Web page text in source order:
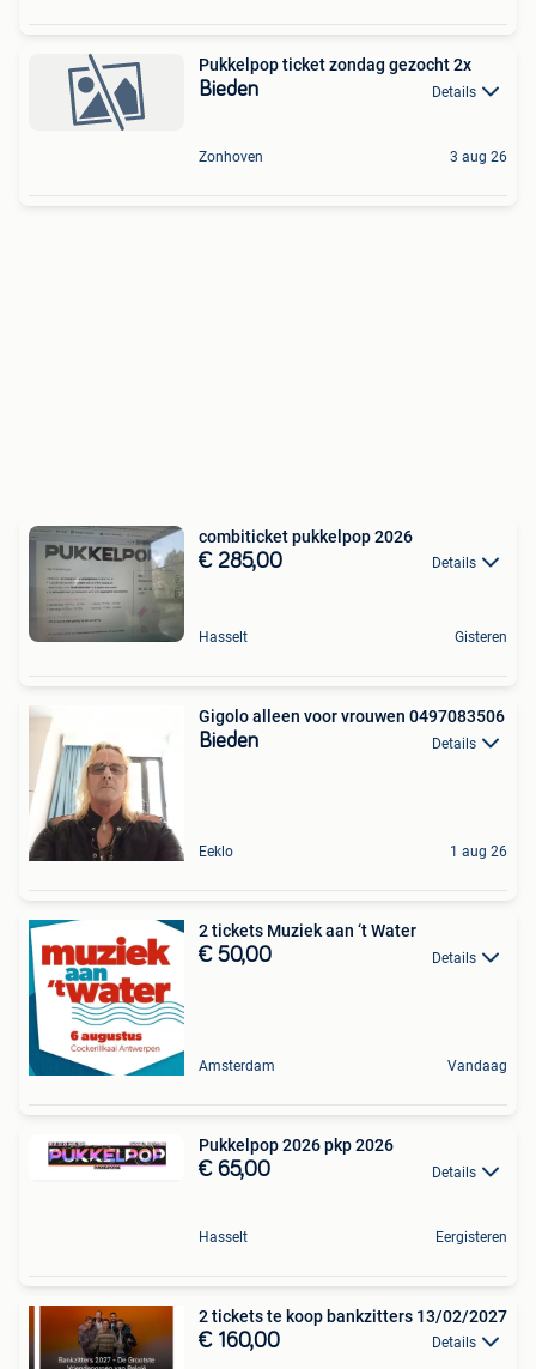
Pukkelpop ticket zondag gezocht 2x
Bieden Details
Zonhoven 3 aug 26
combiticket pukkelpop 2026
€ 285,00 Details
Hasselt Gisteren
Gigolo alleen voor vrouwen 0497083506
Bieden Details
Eeklo 1 aug 26
2 tickets Muziek aan ‘t Water
€ 50,00 Details
Amsterdam Vandaag
Pukkelpop 2026 pkp 2026
€ 65,00 Details
Hasselt Eergisteren
2 tickets te koop bankzitters 13/02/2027
€ 160,00 Details